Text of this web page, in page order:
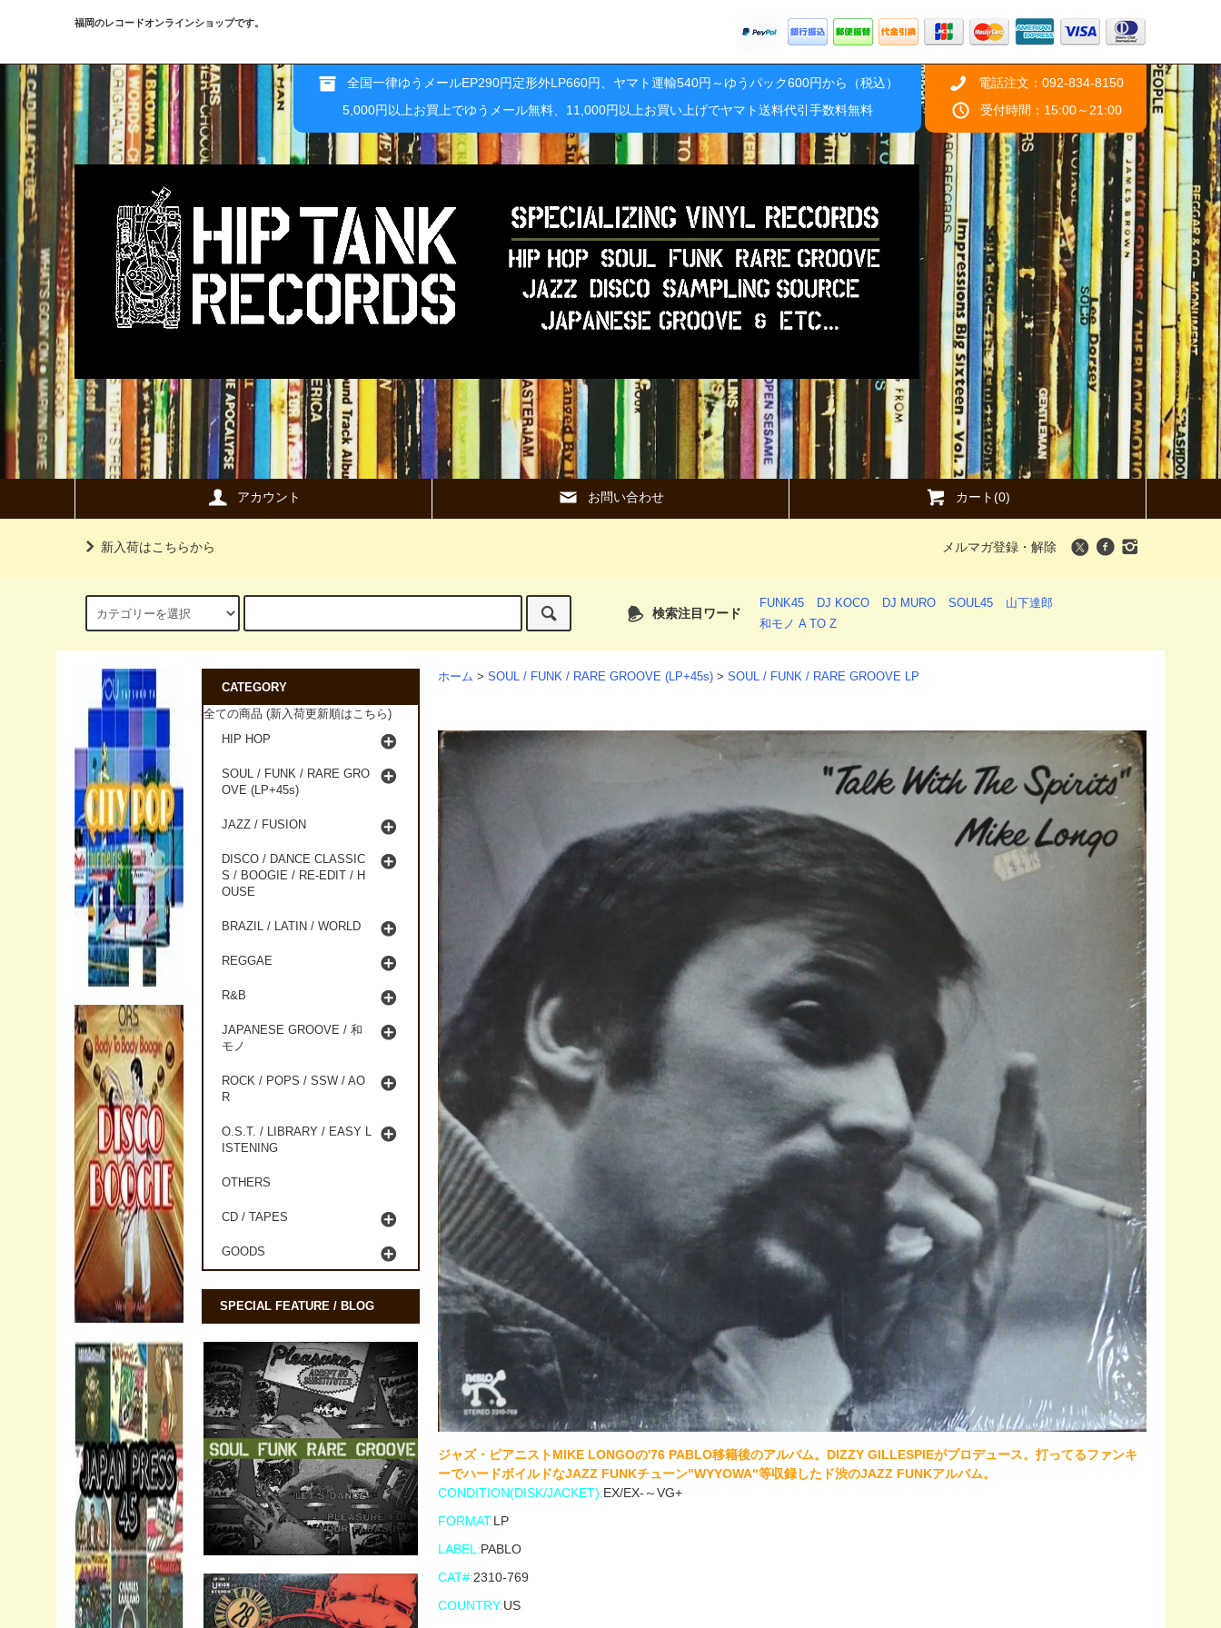
福岡のレコードオンラインショップです。
全国一律ゆうメールEP290円定形外LP660円、ヤマト運輸540円～ゆうパック600円から（税込）
5,000円以上お買上でゆうメール無料、11,000円以上お買い上げでヤマト送料代引手数料無料
電話注文：092-834-8150
受付時間：15:00～21:00
アカウント お問い合わせ カート(0)
新入荷はこちらから メルマガ登録・解除
検索注目ワード
FUNK45 DJ KOCO DJ MURO SOUL45
山下達郎
和モノ A TO Z
ホーム > SOUL / FUNK / RARE GROOVE (LP+45s) > SOUL / FUNK / RARE GROOVE LP
ジャズ・ピアニストMIKE LONGOの'76 PABLO移籍後のアルバム。DIZZY GILLESPIEがプロデュース。打ってるファンキ
ーでハードボイルドなJAZZ FUNKチューン"WYYOWA"等収録したド渋のJAZZ FUNKアルバム。
CONDITION(DISK/JACKET):EX/EX-～VG+
FORMAT:LP
LABEL:PABLO
CAT#:2310-769
COUNTRY:US
CATEGORY
全ての商品 (新入荷更新順はこちら)
HIP HOP
SOUL / FUNK / RARE GRO
OVE (LP+45s)
JAZZ / FUSION
DISCO / DANCE CLASSIC
S / BOOGIE / RE-EDIT / H
OUSE
BRAZIL / LATIN / WORLD
REGGAE
R&B
JAPANESE GROOVE / 和
モノ
ROCK / POPS / SSW / AO
R
O.S.T. / LIBRARY / EASY L
ISTENING
OTHERS
CD / TAPES
GOODS
SPECIAL FEATURE / BLOG